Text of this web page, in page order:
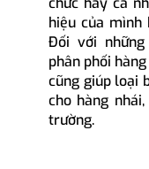
hiệu của mình
Đối với những
phân phối
cũng giúp loại
cho hàng
trường.